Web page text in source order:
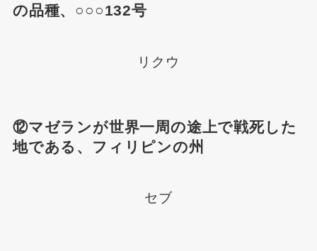
の品種、○○○132号
リクウ
⑫マゼランが世界一周の途上で戦死した
地である、フィリピンの州
セブ